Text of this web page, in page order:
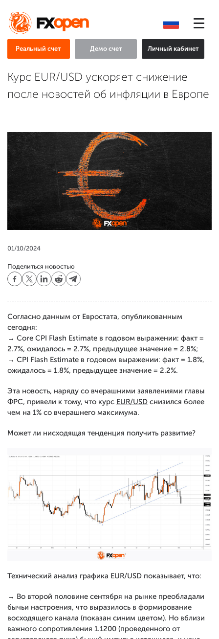
Реальный счет Демо счет Личный кабинет
Курс EUR/USD ускоряет снижение
после новостей об инфляции в Европе
01/10/2024
Поделиться новостью
Согласно данным от Евростата, опубликованным
сегодня:
→ Core CPI Flash Estimate в годовом выражении: факт =
2.7%, ожидалось = 2.7%, предыдущее значение = 2.8%;
→ CPI Flash Estimate в годовом выражении: факт = 1.8%,
ожидалось = 1.8%, предыдущее значение = 2.2%.
Эта новость, наряду со вчерашними заявлениями главы
ФРС, привели к тому, что курс EUR/USD снизился более
чем на 1% со вчерашнего максимума.
Может ли нисходящая тенденция получить развитие?
Технический анализ графика EUR/USD показывает, что:
→ Во второй половине сентября на рынке преобладали
бычьи настроения, что выразилось в формирование
восходящего канала (показан синим цветом). Но вблизи
важного сопротивления 1.1200 (проведенного от